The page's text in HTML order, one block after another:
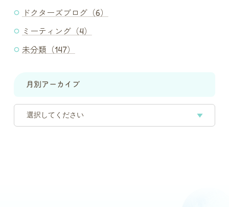
ドクターズブログ（6）
ミーティング（4）
未分類（147）
月別アーカイブ